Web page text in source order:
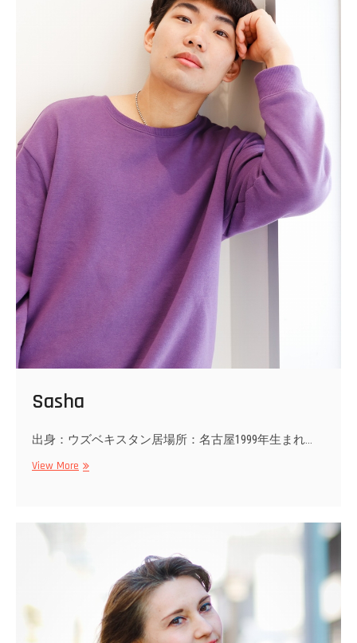
Sasha
出身：ウズベキスタン居場所：名古屋1999年生まれ…
View More Sasha